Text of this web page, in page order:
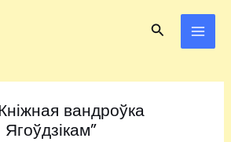
Поиск
вандроўка